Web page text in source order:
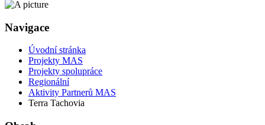
Navigace
Úvodní stránka
Projekty MAS
Projekty spolupráce
Regionální
Aktivity Partnerů MAS
Terra Tachovia